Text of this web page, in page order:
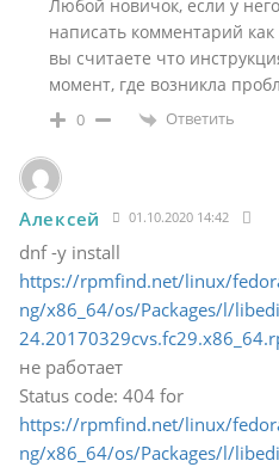
Любой новичок, если у
написать комментарий
вы считаете что
момент, где возникла
0 Ответить
Алексей 01.10.2020 14:42
dnf -y install
https://rpmfind.net/linux/
ng/x86_64/os/Packages/l/
не работает
Status code: 404 for
https://rpmfind.net/linux/
ng/x86_64/os/Packages/l/